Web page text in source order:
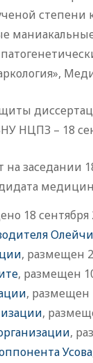
НЦПЗ – 18
заседании
18 сентября
, размещен
, размещен
, размещен
,
,
Усова